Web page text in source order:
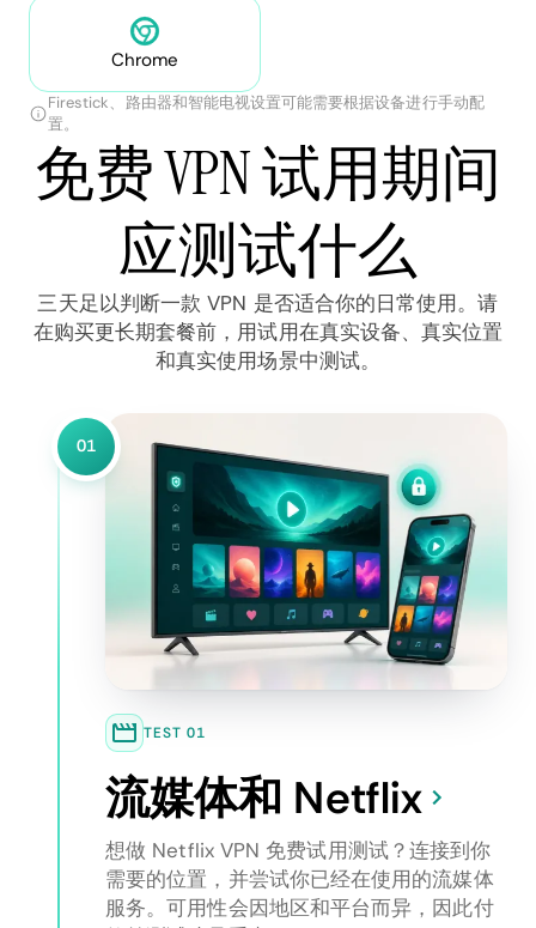
Chrome
Firestick、路由器和智能电视设置可能需要根据设备进行手动配
置。
免费 VPN 试用期间
应测试什么
三天足以判断一款 VPN 是否适合你的日常使用。请
在购买更长期套餐前，用试用在真实设备、真实位置
和真实使用场景中测试。
01
TEST 01
流媒体和 Netflix
想做 Netflix VPN 免费试用测试？连接到你
需要的位置，并尝试你已经在使用的流媒体
服务。可用性会因地区和平台而异，因此付